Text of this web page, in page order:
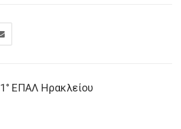
1° ΕΠΑΛ Ηρακλείου